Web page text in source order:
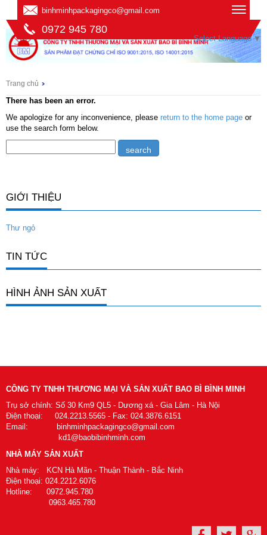
binhminhpackagingco@gmail.com
0972 945 780
Select Language ▼
Trang chủ
There has been an error.
We apologize for any inconvenience, please return to the home page or
use the search form below.
GIỚI THIỆU
Thư ngỏ
TIN TỨC
HÌNH ẢNH SẢN XUẤT
CÔNG TY TNHH THƯƠNG MẠI VÀ SẢN XUẤT BAO BÌ BÌNH MINH
Trụ sở chính: Số 30 Km9 QL5 - Dương xá - Gia Lâm - Hà Nội
Điện thoại: 024.2213.5565 - Fax: 024.3876.6151
Email: binhminhpackagingco@gmail.com
kd1@baobibinhminh.com
NHÀ MÁY SẢN XUẤT
Nhà máy: KCN Hà Mãn - Thuận Thành - Bắc Ninh
Điện thoại: 024.2212.6076
Hotline: 0972.945.780
0963.465.780